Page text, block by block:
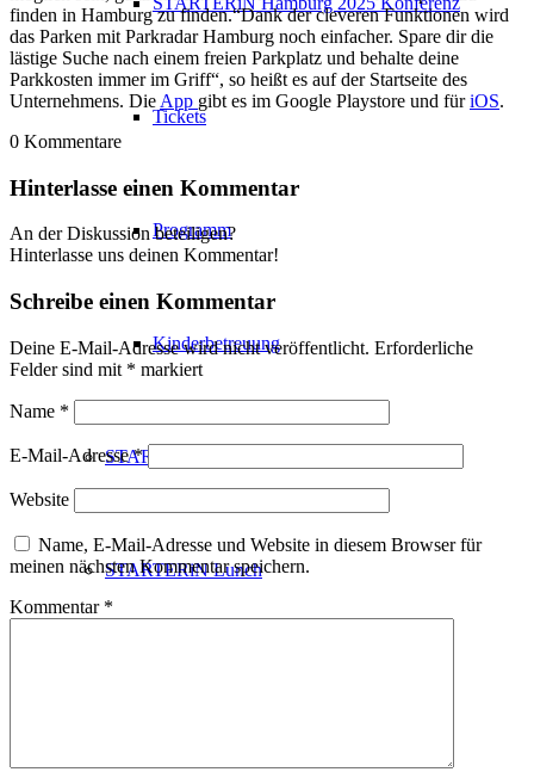
Tickets
Programm
Kinderbetreuung
STARTERiN Hamburg 2025 Award
STARTERiN Lunch
finden in Hamburg zu finden.“Dank der cleveren Funktionen wird
das Parken mit Parkradar Hamburg noch einfacher. Spare dir die
lästige Suche nach einem freien Parkplatz und behalte deine
Parkkosten immer im Griff“, so heißt es auf der Startseite des
Unternehmens. Die App gibt es im Google Playstore und füriOS.
0 Kommentare
Hinterlasse einen Kommentar
An der Diskussion beteiligen?
Hinterlasse uns deinen Kommentar!
Schreibe einen Kommentar
Deine E-Mail-Adresse wird nicht veröffentlicht. Erforderliche
Felder sind mit * markiert
Name *
E-Mail-Adresse*
Website
Name, E-Mail-Adresse und Website in diesem Browser für
meinen nächsten Kommentar speichern.
Kommentar *